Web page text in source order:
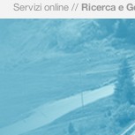
Servizi online // Ricerca e